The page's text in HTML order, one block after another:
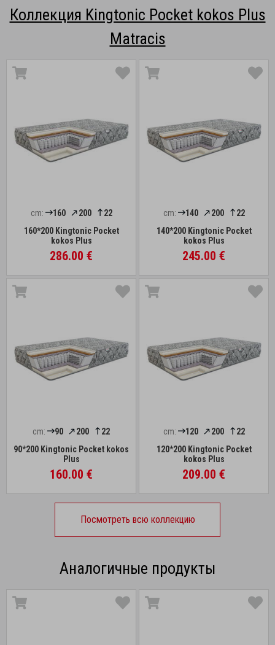
Коллекция Kingtonic Pocket kokos Plus
Matracis
cm: 160 200
22
160*200 Kingtonic Pocket
kokos Plus
286.00 €
cm: 140 200
22
140*200 Kingtonic Pocket
kokos Plus
245.00 €
cm: 90 200
22
90*200 Kingtonic Pocket kokos
Plus
160.00 €
cm: 120 200
22
120*200 Kingtonic Pocket
kokos Plus
209.00 €
Посмотреть всю коллекцию
Аналогичные продукты